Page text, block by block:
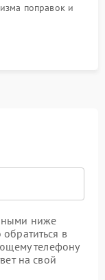
поправок и
на ударном
отдаче оружия и
ниже
в
телефону
на свой